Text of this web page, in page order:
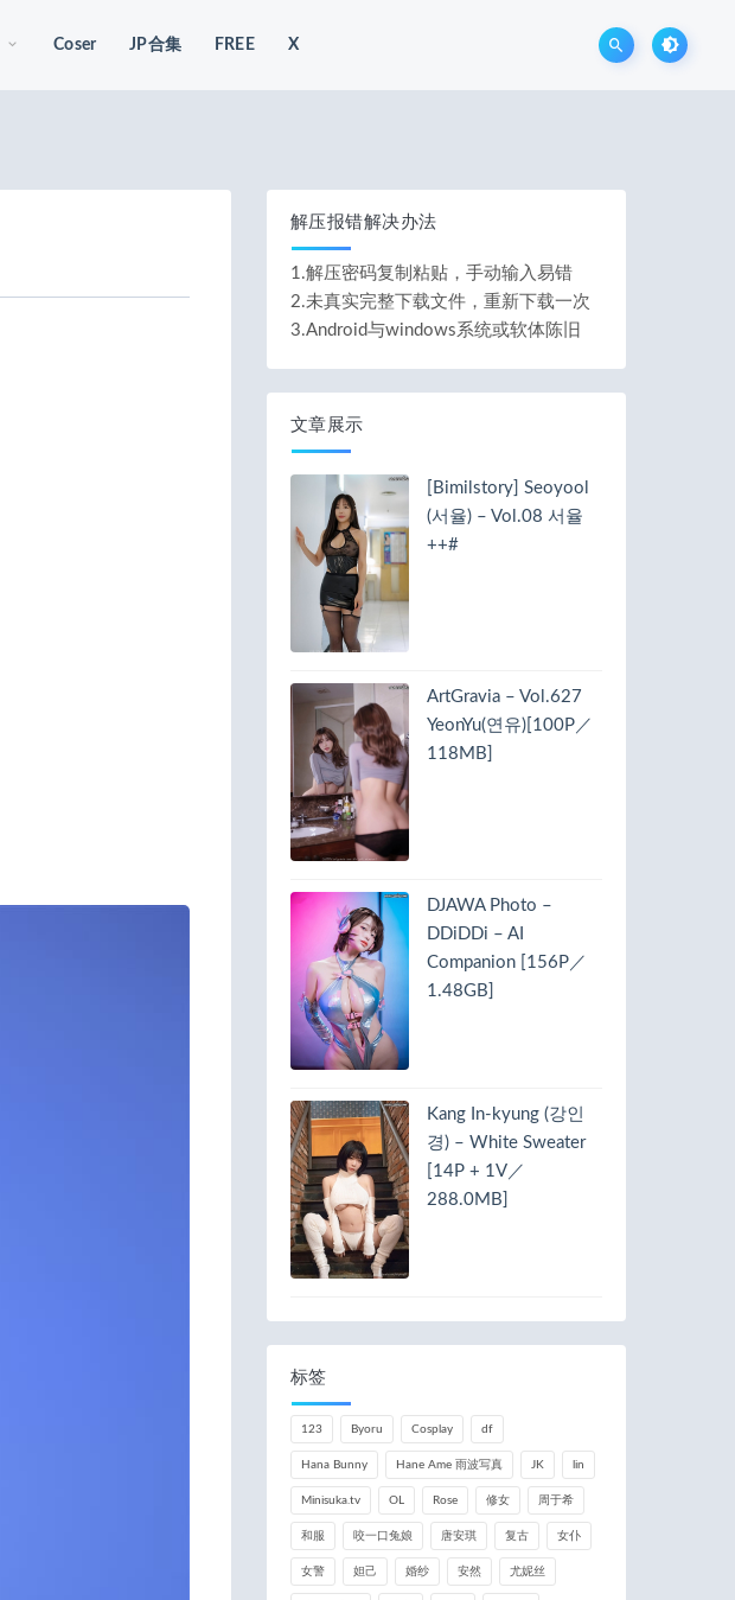
Coser JP合集 FREE X
解压报错解决办法
1.解压密码复制粘贴，手动输入易错
2.未真实完整下载文件，重新下载一次
3.Android与windows系统或软体陈旧
文章展示
[Bimilstory] Seoyool
(서율) – Vol.08 서율
++#
ArtGravia – Vol.627
YeonYu(연유)[100P／
118MB]
DJAWA Photo –
DDiDDi – AI
Companion [156P／
1.48GB]
Kang In-kyung (강인
경) – White Sweater
[14P + 1V／
288.0MB]
标签
123 Byoru Cosplay df
Hana Bunny Hane Ame 雨波写真 JK lin
Minisuka.tv OL Rose 修女 周于希
和服 咬一口兔娘 唐安琪 复古 女仆
女警 妲己 婚纱 安然 尤妮丝